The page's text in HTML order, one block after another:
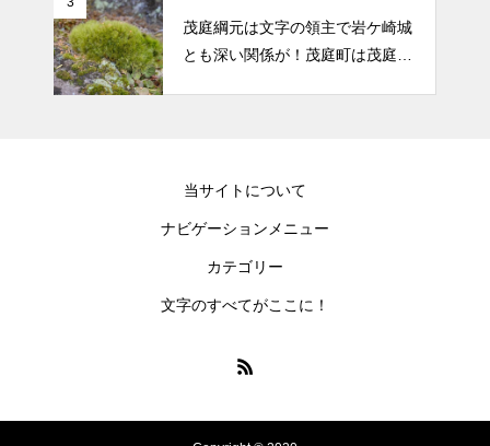
茂庭綱元は文字の領主で岩ケ崎城
とも深い関係が！茂庭町は茂庭氏
当サイトについて
ナビゲーションメニュー
カテゴリー
文字のすべてがここに！